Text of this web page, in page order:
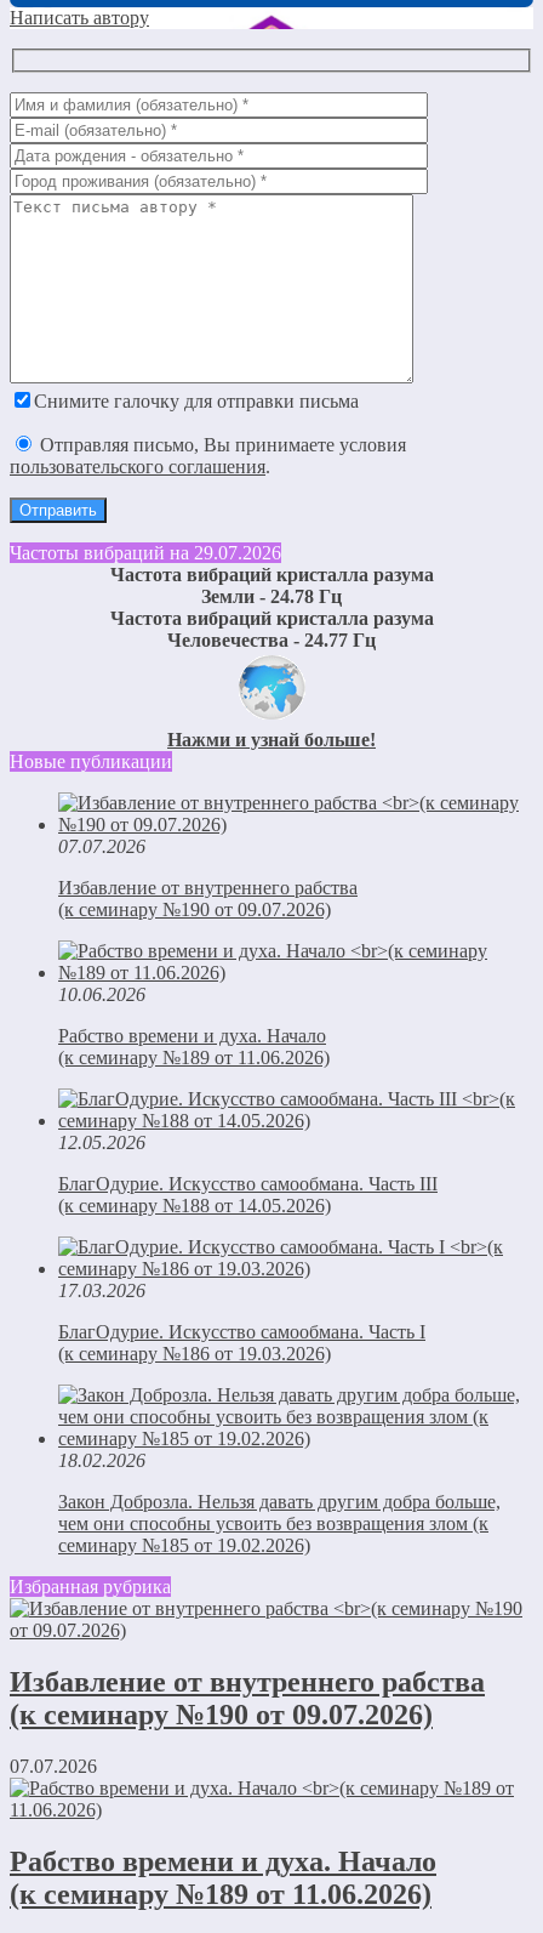
Написать автору
Снимите галочку для отправки письма
Отправляя письмо, Вы принимаете условия
пользовательского соглашения.
Частоты вибраций на 29.07.2026
Частота вибраций кристалла разума
Земли - 24.78 Гц
Частота вибраций кристалла разума
Человечества - 24.77 Гц
Нажми и узнай больше!
Новые публикации
07.07.2026
Избавление от внутреннего рабства
(к семинару №190 от 09.07.2026)
10.06.2026
Рабство времени и духа. Начало
(к семинару №189 от 11.06.2026)
12.05.2026
БлагОдурие. Искусство самообмана. Часть III
(к семинару №188 от 14.05.2026)
17.03.2026
БлагОдурие. Искусство самообмана. Часть I
(к семинару №186 от 19.03.2026)
18.02.2026
Закон Доброзла. Нельзя давать другим добра больше,
чем они способны усвоить без возвращения злом (к
семинару №185 от 19.02.2026)
Избранная рубрика
Избавление от внутреннего рабства
(к семинару №190 от 09.07.2026)
07.07.2026
Рабство времени и духа. Начало
(к семинару №189 от 11.06.2026)